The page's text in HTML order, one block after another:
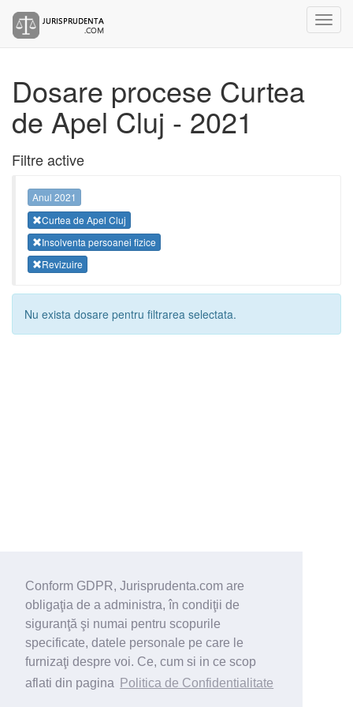
Conform GDPR, Jurisprudenta.com are
obligaţia de a administra, în condiţii de
siguranţă şi numai pentru scopurile
specificate, datele personale pe care le
furnizaţi despre voi. Ce, cum si in ce scop
aflati din pagina
Politica de Confidentialitate
Dosare procese Curtea
de Apel Cluj - 2021
Filtre active
Anul 2021
Curtea de Apel Cluj
Insolventa persoanei fizice
Revizuire
Nu exista dosare pentru filtrarea selectata.